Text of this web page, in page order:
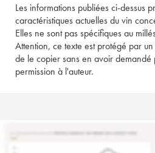
Les informations publiées ci-dessus
caractéristiques actuelles du vin
Elles ne sont pas spécifiques au
Attention, ce texte est protégé par
de le copier sans en avoir demandé
permission à l'auteur.